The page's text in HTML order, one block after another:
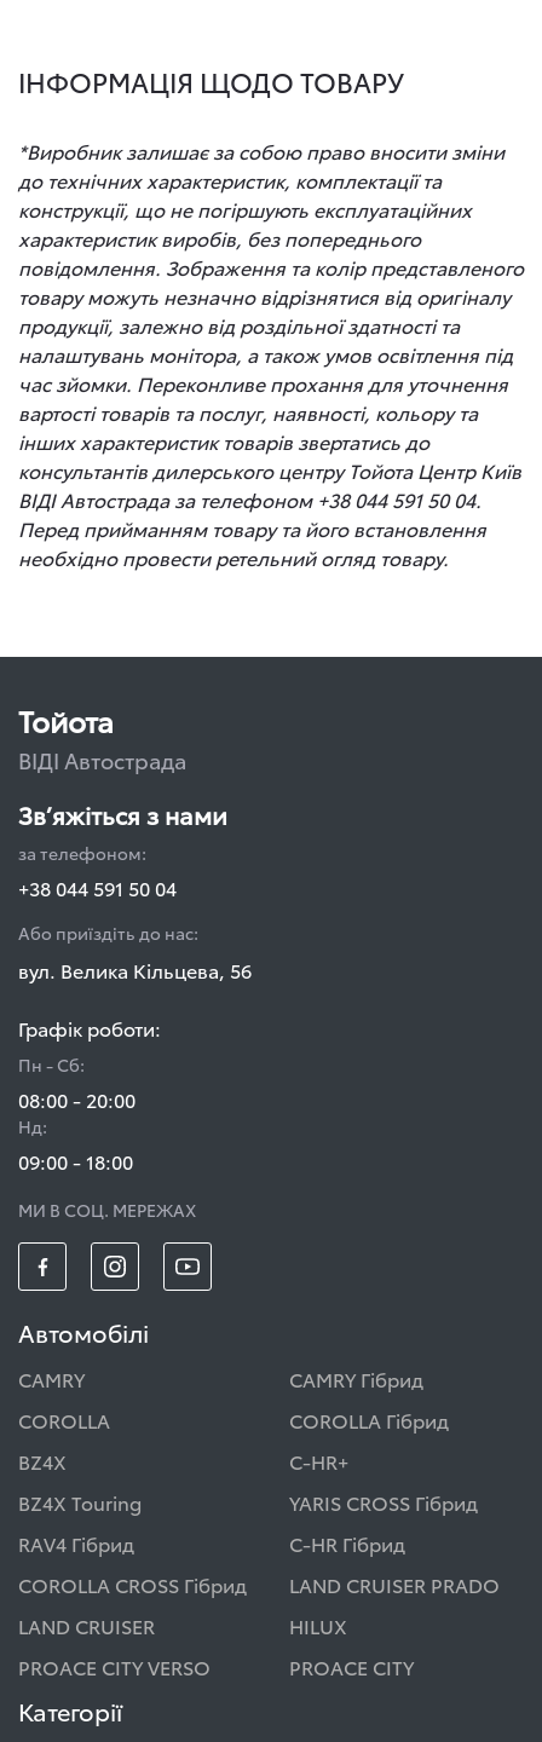
ІНФОРМАЦІЯ ЩОДО ТОВАРУ
*Виробник залишає за собою право вносити зміни
до технічних характеристик, комплектації та
конструкції, що не погіршують експлуатаційних
характеристик виробів, без попереднього
повідомлення. Зображення та колір представленого
товару можуть незначно відрізнятися від оригіналу
продукції, залежно від роздільної здатності та
налаштувань монітора, а також умов освітлення під
час зйомки. Переконливе прохання для уточнення
вартості товарів та послуг, наявності, кольору та
інших характеристик товарів звертатись до
консультантів дилерського центру Тойота Центр Київ
ВІДІ Автострада за телефоном +38 044 591 50 04.
Перед прийманням товару та його встановлення
необхідно провести ретельний огляд товару.
Тойота
ВІДІ Автострада
Зв’яжіться з нами
за телефоном:
+38 044 591 50 04
Або приїздіть до нас:
вул. Велика Кільцева, 56
Графік роботи:
Пн - Сб:
08:00 - 20:00
Нд:
09:00 - 18:00
МИ В СОЦ. МЕРЕЖАХ
Автомобілі
CAMRY
CAMRY Гібрид
COROLLA
COROLLA Гібрид
BZ4X
C-HR+
BZ4X Touring
YARIS CROSS Гібрид
RAV4 Гібрид
C-HR Гібрид
COROLLA CROSS Гібрид
LAND CRUISER PRADO
LAND CRUISER
HILUX
PROACE CITY VERSO
PROACE CITY
Категорії